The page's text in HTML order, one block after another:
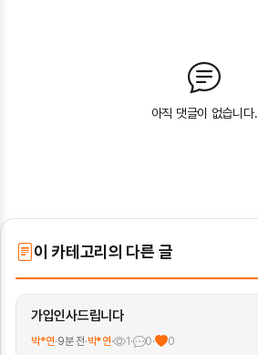
아직 댓글이 없습니다.
이 카테고리의 다른 글
가입인사드립니다
박*연·9분 전·박*연· 1· 0· 0